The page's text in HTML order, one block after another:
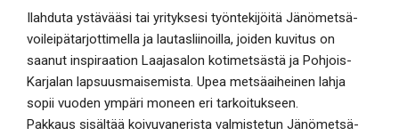
Ilahduta ystävääsi tai yrityksesi työntekijöitä Jänömetsä-
voileipätarjottimella ja lautasliinoilla, joiden kuvitus on
saanut inspiraation Laajasalon kotimetsästä ja Pohjois-
Karjalan lapsuusmaisemista. Upea metsäaiheinen lahja
sopii vuoden ympäri moneen eri tarkoitukseen.
Pakkaus sisältää koivuvanerista valmistetun Jänömetsä-